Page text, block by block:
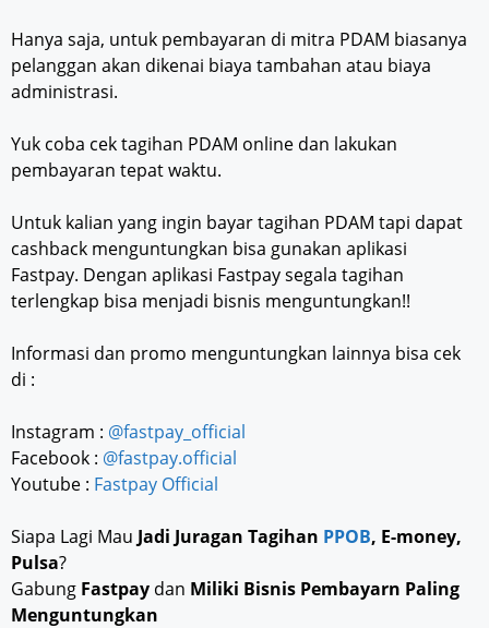
Hanya saja, untuk pembayaran di mitra PDAM biasanya
pelanggan akan dikenai biaya tambahan atau biaya
administrasi.
Yuk coba cek tagihan PDAM online dan lakukan
pembayaran tepat waktu.
Untuk kalian yang ingin bayar tagihan PDAM tapi dapat
cashback menguntungkan bisa gunakan aplikasi
Fastpay. Dengan aplikasi Fastpay segala tagihan
terlengkap bisa menjadi bisnis menguntungkan!!
Informasi dan promo menguntungkan lainnya bisa cek
di :
Instagram : @fastpay_official
Facebook : @fastpay.official
Youtube : Fastpay Official
Siapa Lagi Mau Jadi Juragan Tagihan PPOB, E-money,
Pulsa?
Gabung Fastpay dan Miliki Bisnis Pembayarn Paling
Menguntungkan